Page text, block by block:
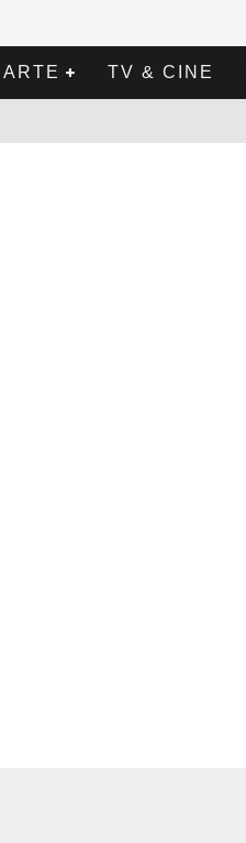
ARTE TV & CINE